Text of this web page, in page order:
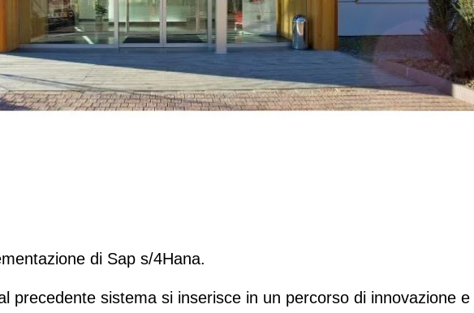
di Sap s/4Hana.
precedente sistema si inserisce in un percorso di innovazione e